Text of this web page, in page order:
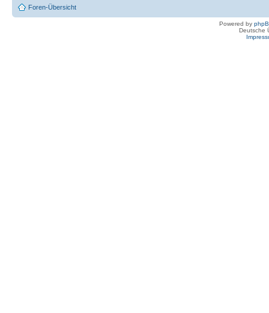
Foren-Übersicht
Powered by
Deutsche